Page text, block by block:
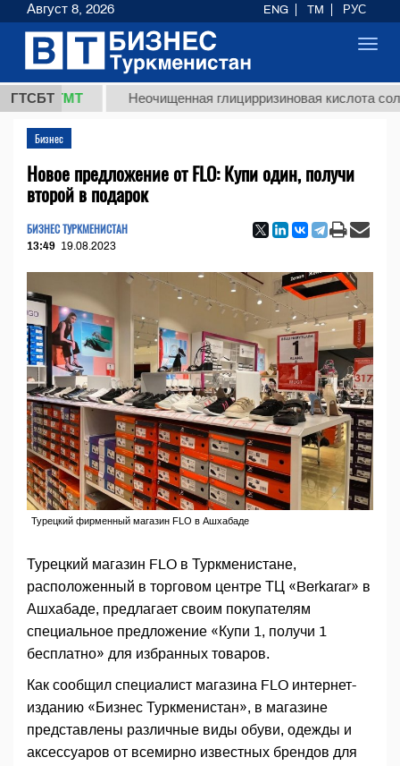
ГТСБТ
ТМТ Неочищенная глицирризиновая кислота
Бизнес
Новое предложение от FLO: Купи один, получи
второй в подарок
БИЗНЕС ТУРКМЕНИСТАН
13:49 19.08.2023
Турецкий фирменный магазин FLO в Ашхабаде
Турецкий магазин FLO в Туркменистане,
расположенный в торговом центре ТЦ «Berkarar» в
Ашхабаде, предлагает своим покупателям
специальное предложение «Купи 1, получи 1
бесплатно» для избранных товаров.
Как сообщил специалист магазина FLO интернет-
изданию «Бизнес Туркменистан», в магазине
представлены различные виды обуви, одежды и
аксессуаров от всемирно известных брендов для
Август 8, 2026 ENG TM РУС